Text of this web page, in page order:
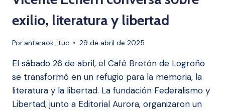
exilio, literatura y libertad
Por antaraok_tuc 29 de abril de 2025
El sábado 26 de abril, el Café Bretón de Logroño
se transformó en un refugio para la memoria, la
literatura y la libertad. La fundación Federalismo y
Libertad, junto a Editorial Aurora, organizaron un